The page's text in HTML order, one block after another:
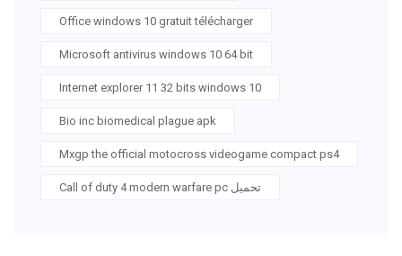
Office windows 10 gratuit télécharger
Microsoft antivirus windows 10 64 bit
Internet explorer 11 32 bits windows 10
Bio inc biomedical plague apk
Mxgp the official motocross videogame compact ps4
Call of duty 4 modern warfare pc تحميل